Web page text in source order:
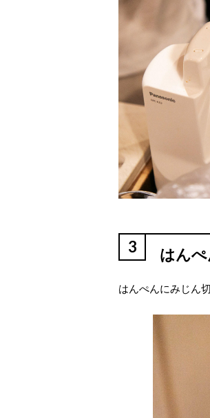
3 はん
はんぺんにみじん